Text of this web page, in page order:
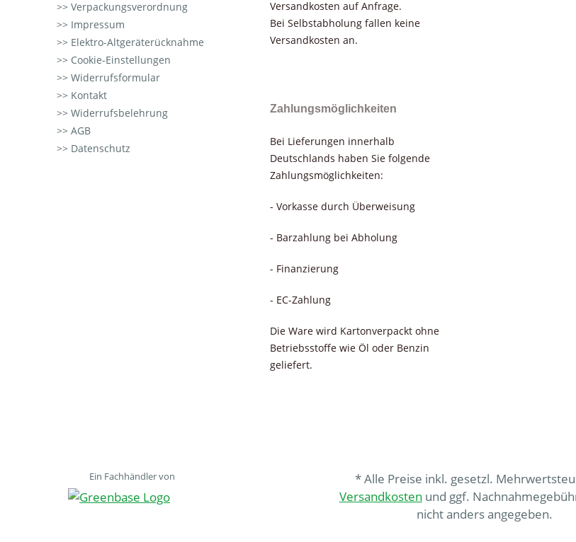
Verpackungsverordnung
Impressum
Elektro-Altgeräterücknahme
Cookie-Einstellungen
Widerrufsformular
Kontakt
Widerrufsbelehrung
AGB
Datenschutz
Versandkosten auf Anfrage.
Bei Selbstabholung fallen keine
Versandkosten an.
Zahlungsmöglichkeiten
Bei Lieferungen innerhalb
Deutschlands haben Sie folgende
Zahlungsmöglichkeiten:
- Vorkasse durch Überweisung
- Barzahlung bei Abholung
- Finanzierung
- EC-Zahlung
Die Ware wird Kartonverpackt ohne
Betriebsstoffe wie Öl oder Benzin
geliefert.
Ein Fachhändler von
* Alle Preise inkl. gesetzl.
Versandkosten und ggf.
nicht anders angegeben.